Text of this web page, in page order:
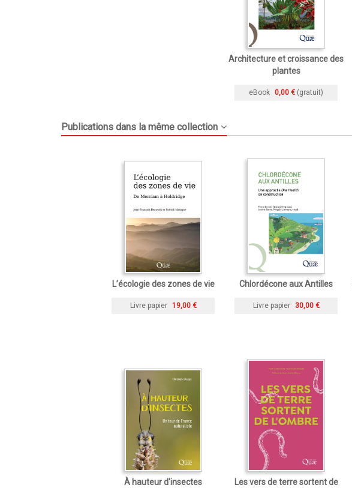
Architecture et croissance des
plantes
eBook 0,00 € (gratuit)
Publications dans la même collection
L’écologie des zones de vie
Livre papier 19,00 €
Chlordécone aux Antilles
Livre papier 30,00 €
À hauteur d'insectes Les vers de terre sortent de